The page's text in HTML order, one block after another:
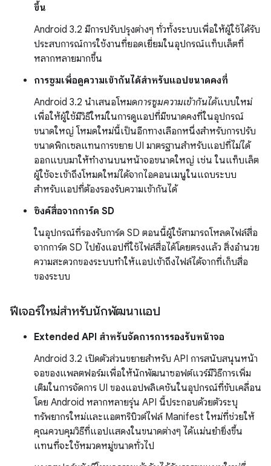
ขึ้น
Android 3.2 มีการปรับปรุงต่างๆ ทั่วทั้งระบบเพื่อให้ผู้ใช้ได้รับ
ประสบการณ์การใช้งานที่ยอดเยี่ยมในอุปกรณ์แท็บเล็ตที่
หลากหลายมากขึ้น
การซูมเพื่อดูความเข้ากันได้สำหรับแอปขนาดคงที่
Android 3.2 นำเสนอโหมดการซูมความเข้ากันได้แบบใหม่
เพื่อให้ผู้ใช้มีวิธีใหม่ในการดูแอปที่มีขนาดคงที่ในอุปกรณ์
ขนาดใหญ่ โหมดใหม่นี้เป็นอีกทางเลือกหนึ่งสำหรับการปรับ
ขนาดพิกเซลแทนการขยาย UI มาตรฐานสำหรับแอปที่ไม่ได้
ออกแบบมาให้ทำงานบนหน้าจอขนาดใหญ่ เช่น ในแท็บเล็ต
ผู้ใช้จะเข้าถึงโหมดใหม่ได้จากไอคอนเมนูในแถบระบบ
สำหรับแอปที่ต้องรองรับความเข้ากันได้
ซิงค์สื่อจากการ์ด SD
ในอุปกรณ์ที่รองรับการ์ด SD ตอนนี้ผู้ใช้สามารถโหลดไฟล์สื่อ
จากการ์ด SD ไปยังแอปที่ใช้ไฟล์สื่อได้โดยตรงแล้ว สิ่งอํานวย
ความสะดวกของระบบทําให้แอปเข้าถึงไฟล์ได้จากที่เก็บสื่อ
ของระบบ
ฟีเจอร์ใหม่สำหรับนักพัฒนาแอป
Extended API สำหรับจัดการการรองรับหน้าจอ
Android 3.2 เปิดตัวส่วนขยายสำหรับ API การสนับสนุนหน้า
จอของแพลตฟอร์มเพื่อให้นักพัฒนาซอฟต์แวร์มีวิธีการเพิ่ม
เติมในการจัดการ UI ของแอปพลิเคชันในอุปกรณ์ที่ขับเคลื่อน
โดย Android หลากหลายรุ่น API นี้ประกอบด้วยตัวระบุ
ทรัพยากรใหม่และแอตทริบิวต์ไฟล์ Manifest ใหม่ที่ช่วยให้
คุณควบคุมวิธีที่แอปแสดงในขนาดต่างๆ ได้แม่นยำยิ่งขึ้น
แทนที่จะใช้หมวดหมู่ขนาดทั่วไป